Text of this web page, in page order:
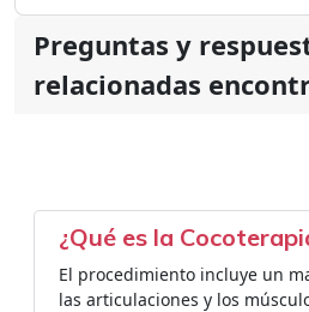
Preguntas y
relacionadas
¿Qué es la
El procedimiento incluye un
las articulaciones y los